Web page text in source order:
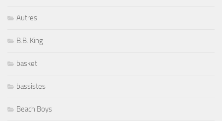
Autres
B.B. King
basket
bassistes
Beach Boys